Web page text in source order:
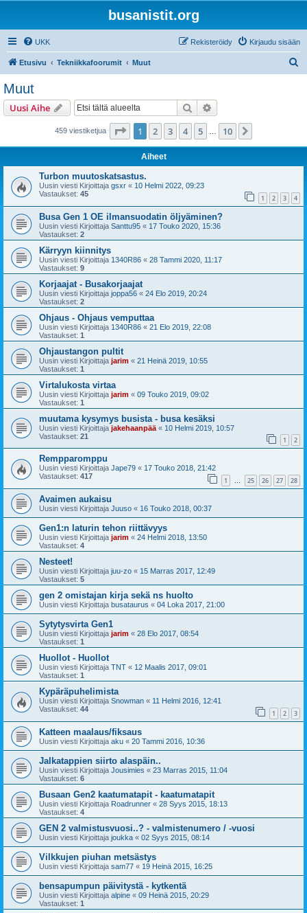
busanistit.org
UKK Kirjaudu sisään
Rekisteröidy
Etusivu Tekniikkafoorumit Muut
Muut
Uusi Aihe Etsi
459 viestiketjua Sivu /10
1 2 3 4 5 10
Aiheet
Turbon muutoskatsastus.
Uusin viesti Kirjoittaja gsxr « 10 Helmi 2022, 09:23
Vastaukset: 45 1 2 3 4
Busa Gen 1 OE ilmansuodatin öljyäminen?
Uusin viesti Kirjoittaja Santtu95 « 17 Touko 2020, 15:36
Vastaukset: 2
Kärryyn kiinnitys
Uusin viesti Kirjoittaja 1340R86 « 28 Tammi 2020, 11:17
Vastaukset: 9
Korjaajat - Busakorjaajat
Uusin viesti Kirjoittaja joppa56 « 24 Elo 2019, 20:24
Vastaukset: 2
Ohjaus - Ohjaus vemputtaa
Uusin viesti Kirjoittaja 1340R86 « 21 Elo 2019, 22:08
Vastaukset: 1
Ohjaustangon pultit
Uusin viesti Kirjoittaja jarim « 21 Heinä 2019, 10:55
Vastaukset: 1
Virtalukosta virtaa
Uusin viesti Kirjoittaja jarim « 09 Touko 2019, 09:02
Vastaukset: 1
muutama kysymys busista - busa kesäksi
Uusin viesti Kirjoittaja jakehaanpää « 10 Helmi 2019, 10:57
Vastaukset: 21 1 2
Rempparomppu
Uusin viesti Kirjoittaja Jape79 « 17 Touko 2018, 21:42
Vastaukset: 417 1 … 25 26 27 28
Avaimen aukaisu
Uusin viesti Kirjoittaja Juuso « 16 Touko 2018, 00:37
Gen1:n laturin tehon riittävyys
Uusin viesti Kirjoittaja jarim « 24 Helmi 2018, 13:50
Vastaukset: 4
Nesteet!
Uusin viesti Kirjoittaja juu-zo « 15 Marras 2017, 12:49
Vastaukset: 5
gen 2 omistajan kirja sekä ns huolto
Uusin viesti Kirjoittaja busataurus « 04 Loka 2017, 21:00
Sytytysvirta Gen1
Uusin viesti Kirjoittaja jarim « 28 Elo 2017, 08:54
Vastaukset: 1
Huollot - Huollot
Uusin viesti Kirjoittaja TNT « 12 Maalis 2017, 09:01
Vastaukset: 1
Kypäräpuhelimista
Uusin viesti Kirjoittaja Snowman « 11 Helmi 2016, 12:41
Vastaukset: 44 1 2 3
Katteen maalaus/fiksaus
Uusin viesti Kirjoittaja aku « 20 Tammi 2016, 10:36
Jalkatappien siirto alaspäin..
Uusin viesti Kirjoittaja Jousimies « 23 Marras 2015, 11:04
Vastaukset: 6
Busaan Gen2 kaatumatapit - kaatumatapit
Uusin viesti Kirjoittaja Roadrunner « 28 Syys 2015, 18:13
Vastaukset: 4
GEN 2 valmistusvuosi..? - valmistenumero / -vuosi
Uusin viesti Kirjoittaja joukka « 02 Syys 2015, 08:14
Vilkkujen piuhan metsästys
Uusin viesti Kirjoittaja sam77 « 19 Heinä 2015, 16:25
bensapumpun päivitystä - kytkentä
Uusin viesti Kirjoittaja alpine « 09 Heinä 2015, 20:29
Vastaukset: 1